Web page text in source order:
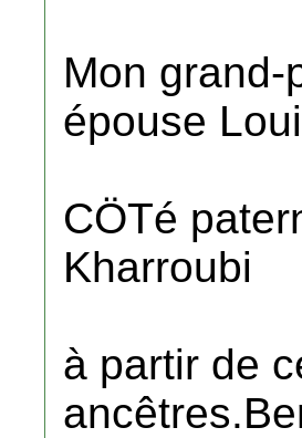
Mon grand-
épouse
CÖTé
Kharroubi
à partir de